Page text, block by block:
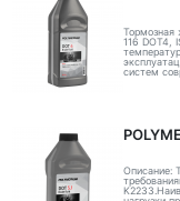
Тормозная
116 DOT4,
систем
Описание: